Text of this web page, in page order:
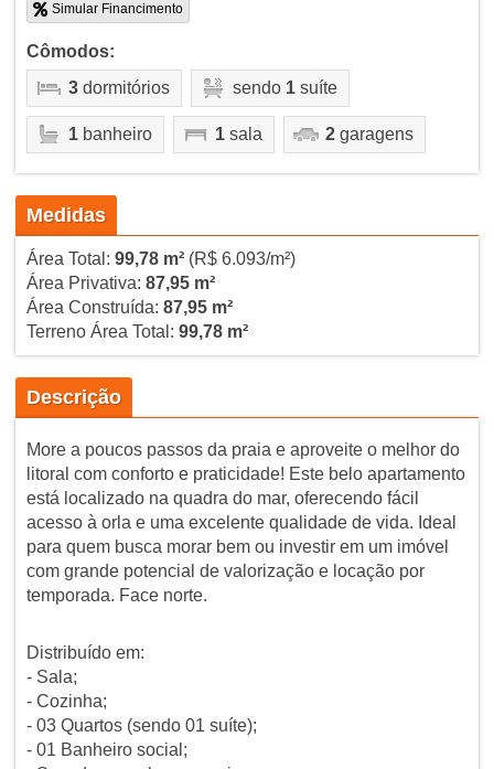
Simular Financimento
Cômodos:
3dormitórios sendo 1suíte
1banheiro 1sala 2garagens
Medidas
Área Total: 99,78 m²(R$ 6.093/m²)
Área Privativa: 87,95 m²
Área Construída: 87,95 m²
Terreno Área Total: 99,78 m²
Descrição
More a poucos passos da praia e aproveite o melhor do
litoral com conforto e praticidade! Este belo apartamento
está localizado na quadra do mar, oferecendo fácil
acesso à orla e uma excelente qualidade de vida. Ideal
para quem busca morar bem ou investir em um imóvel
com grande potencial de valorização e locação por
temporada. Face norte.
Distribuído em:
- Sala;
- Cozinha;
- 03 Quartos (sendo 01 suíte);
- 01 Banheiro social;